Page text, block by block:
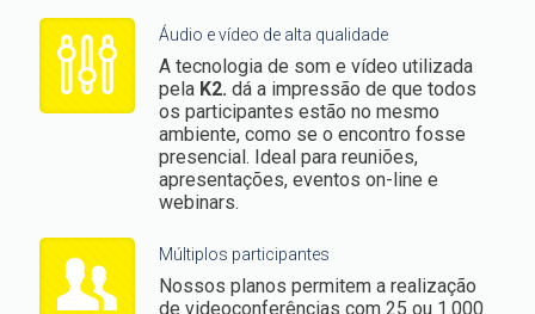
Áudio e vídeo de alta qualidade
A tecnologia de som e vídeo utilizada
pela K2. dá a impressão de que todos
os participantes estão no mesmo
ambiente, como se o encontro fosse
presencial. Ideal para reuniões,
apresentações, eventos on-line e
webinars.
Múltiplos participantes
Nossos planos permitem a realização
de videoconferências com 25 ou 1.000